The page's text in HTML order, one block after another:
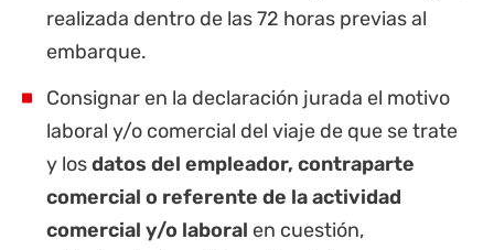
realizada dentro de las 72 horas previas al
embarque.
Consignar en la declaración jurada el motivo
laboral y/o comercial del viaje de que se trate
y losdatos del empleador, contraparte
comercial o referente de la actividad
comercial y/o laboral en cuestión,